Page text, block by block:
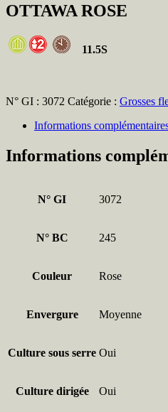
OTTAWA ROSE
11.5S
N° GI : 3072 Catégorie : Grosses
Informations
Informations
N° GI 3072
N° BC 245
Couleur Rose
Envergure Moyenne
Culture sous serre Oui
Culture dirigée Oui